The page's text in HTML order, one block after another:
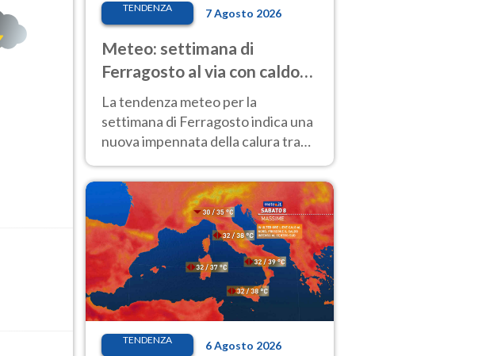
TENDENZA 7 Agosto 2026
Meteo: settimana di
Ferragosto al via con caldo
intenso e qualche temporale
La tendenza meteo per la
settimana di Ferragosto indica una
nuova impennata della calura tra
anche al Nord.
TENDENZA 6 Agosto 2026